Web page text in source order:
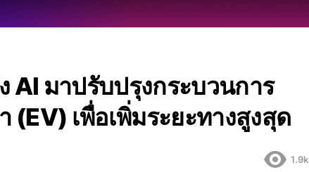
AI มาปรับปรุงกระบวนการ
เพื่อเพิ่มระยะทางสูงสุด
1.9k